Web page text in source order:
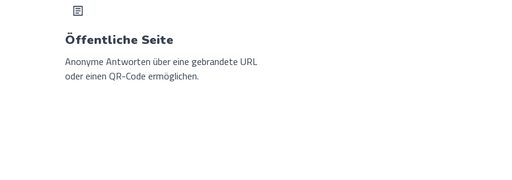
Öffentliche Seite
Anonyme Antworten über eine gebrandete URL
oder einen QR-Code ermöglichen.